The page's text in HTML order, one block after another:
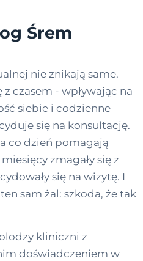
Śrem
nie znikają same.
czasem - wpływając na
siebie i codzienne
się na konsultację.
co dzień pomagają
zmagały się z
się na wizytę. I
sam żal: szkoda, że tak
kliniczni z
doświadczeniem w